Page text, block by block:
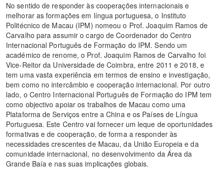
No sentido de responder às cooperações internacionais e
melhorar as formações em língua portuguesa, o Instituto
Politécnico de Macau (IPM) nomeou o Prof. Joaquim Ramos de
Carvalho para assumir o cargo de Coordenador do Centro
Internacional Português de Formação do IPM. Sendo um
académico de renome, o Prof. Joaquim Ramos de Carvalho foi
Vice-Reitor da Universidade de Coimbra, entre 2011 e 2018, e
tem uma vasta experiência em termos de ensino e investigação,
bem como no intercâmbio e cooperação internacional. Por outro
lado, o Centro Internacional Português de Formação do IPM tem
como objectivo apoiar os trabalhos de Macau como uma
Plataforma de Serviços entre a China e os Países de Língua
Portuguesa. Este Centro vai fornecer um leque de oportunidades
formativas e de cooperação, de forma a responder às
necessidades crescentes de Macau, da União Europeia e da
comunidade internacional, no desenvolvimento da Área da
Grande Baía e nas suas implicações globais.